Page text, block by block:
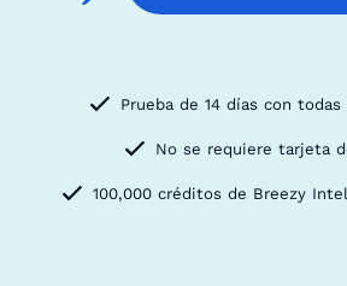
Prueba de 14 días con
No se requiere tarjeta
100,000 créditos de Breezy